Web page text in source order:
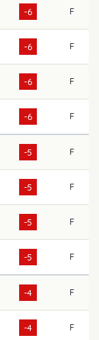
-6 F
-6 F
-6 F
-6 F
-5 F
-5 F
-5 F
-5 F
-4 F
-4 F